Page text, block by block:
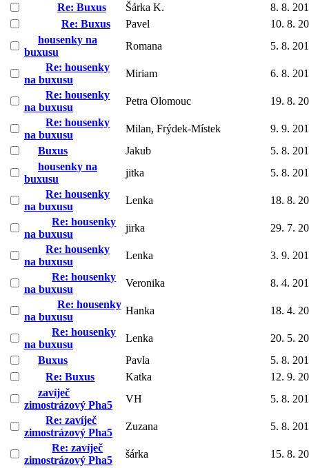
Re: Buxus
Šárka K.
8. 8.
Re: Buxus
Pavel
10. 8.
housenky na
buxusu
Romana
5. 8.
Re: housenky
na buxusu
Miriam
6. 8.
Re: housenky
na buxusu
Petra Olomouc
19. 8.
Re: housenky
na buxusu
Milan, Frýdek-Místek
9. 9.
Buxus
Jakub
5. 8.
housenky na
buxusu
jitka
5. 8.
Re: housenky
na buxusu
Lenka
18. 8.
Re: housenky
na buxusu
jirka
29. 7.
Re: housenky
na buxusu
Lenka
3. 9.
Re: housenky
na buxusu
Veronika
8. 4.
Re: housenky
na buxusu
Hanka
18. 4.
Re: housenky
na buxusu
Lenka
20. 5.
Buxus
Pavla
5. 8.
Re: Buxus
Katka
12. 9.
zavíječ
zimostrázový Pha5
VH
5. 8.
Re: zavíječ
zimostrázový Pha5
Zuzana
5. 8.
Re: zavíječ
zimostrázový Pha5
šárka
15. 8.